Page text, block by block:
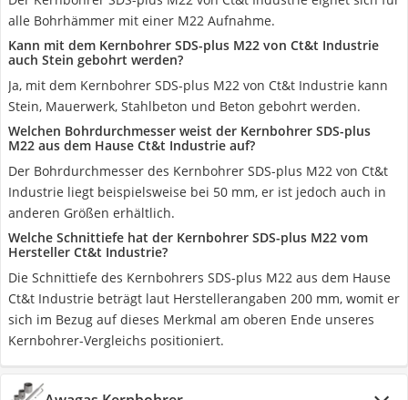
alle Bohrhämmer mit einer M22 Aufnahme.
Kann mit dem Kernbohrer SDS-plus M22 von Ct&t Industrie
auch Stein gebohrt werden?
Ja, mit dem Kernbohrer SDS-plus M22 von Ct&t Industrie kann
Stein, Mauerwerk, Stahlbeton und Beton gebohrt werden.
Welchen Bohrdurchmesser weist der Kernbohrer SDS-plus
M22 aus dem Hause Ct&t Industrie auf?
Der Bohrdurchmesser des Kernbohrer SDS-plus M22 von Ct&t
Industrie liegt beispielsweise bei 50 mm, er ist jedoch auch in
anderen Größen erhältlich.
Welche Schnittiefe hat der Kernbohrer SDS-plus M22 vom
Hersteller Ct&t Industrie?
Die Schnittiefe des Kernbohrers SDS-plus M22 aus dem Hause
Ct&t Industrie beträgt laut Herstellerangaben 200 mm, womit er
sich im Bezug auf dieses Merkmal am oberen Ende unseres
Kernbohrer-Vergleichs positioniert.